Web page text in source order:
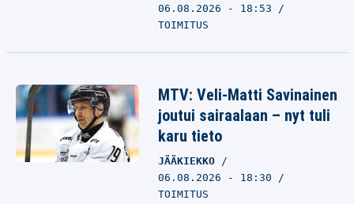
06.08.2026 - 18:53
TOIMITUS
MTV: Veli-Matti Savinainen
joutui sairaalaan – nyt tuli
karu tieto
JÄÄKIEKKO
06.08.2026 - 18:30
TOIMITUS